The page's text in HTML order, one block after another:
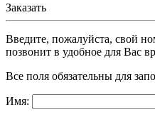
Заказать
Введите, пожалуйста, свой
позвонит в удобное для Вас
Все поля обязательны для
Имя: